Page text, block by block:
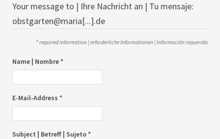
Your message to | Ihre Nachricht an | Tu mensaje:
obstgarten@maria[...].de
* required information | erforderliche Informationen | Información requerida
Name | Nombre *
E-Mail-Address *
Subject | Betreff | Sujeto *